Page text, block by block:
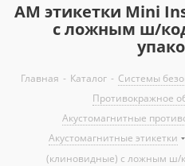
АМ этикетки Mini
с ложным ш/
Главная - Каталог - Системы
Противокражное
Акустомагнитные
Акустомагнитные этикетки
(клиновидные) с ложным ш/